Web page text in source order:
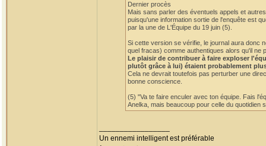
Dernier procès
Mais sans parler des éventuels appels et
puisqu'une information sortie de l'enquête est
par la une de L'Équipe du 19 juin (5).
Si cette version se vérifie, le journal aura donc
quel fracas) comme authentiques alors qu'il ne
Le plaisir de contribuer à faire exploser
plutôt grâce à lui) étaient probablement
Cela ne devrait toutefois pas perturber une
bonne conscience.
(5) "Va te faire enculer avec ton équipe. Fais
Anelka, mais beaucoup pour celle du quotidien
Un ennemi intelligent est préférable